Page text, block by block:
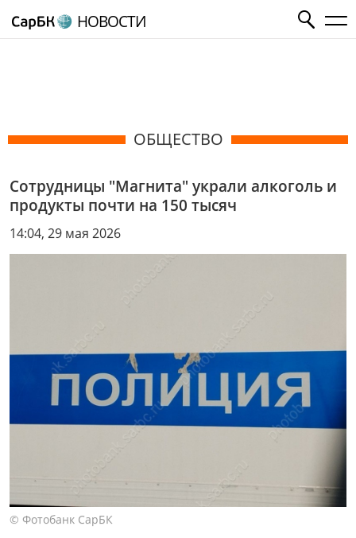
НОВОСТИ
ОБЩЕСТВО
Сотрудницы "Магнита" украли алкоголь и
продукты почти на 150 тысяч
14:04, 29 мая 2026
© Фотобанк СарБК